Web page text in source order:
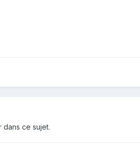
dans ce sujet.